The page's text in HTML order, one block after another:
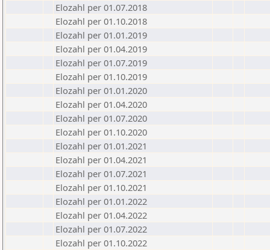
Elozahl per 01.07.2018
Elozahl per 01.10.2018
Elozahl per 01.01.2019
Elozahl per 01.04.2019
Elozahl per 01.07.2019
Elozahl per 01.10.2019
Elozahl per 01.01.2020
Elozahl per 01.04.2020
Elozahl per 01.07.2020
Elozahl per 01.10.2020
Elozahl per 01.01.2021
Elozahl per 01.04.2021
Elozahl per 01.07.2021
Elozahl per 01.10.2021
Elozahl per 01.01.2022
Elozahl per 01.04.2022
Elozahl per 01.07.2022
Elozahl per 01.10.2022